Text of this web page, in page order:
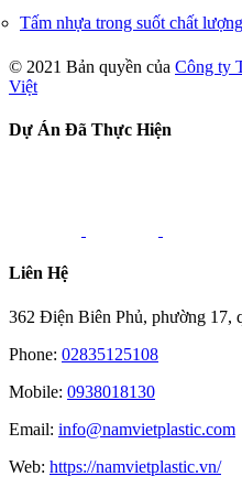
Tấm nhựa trong suốt chất
© 2021 Bản quyền của Công ty
Việt
Toggle
Dự Án Đã Thực Hiện
Liên Hệ
362 Điện Biên Phủ, phường 17,
Phone: 02835125108
Mobile: 0938018130
Email: info@namvietplastic.com
Web: https://namvietplastic.vn/